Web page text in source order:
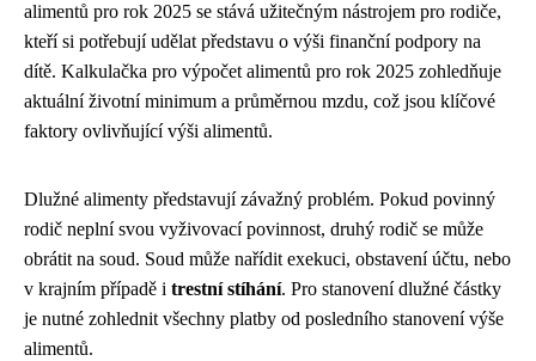
alimentů pro rok 2025 se stává užitečným nástrojem pro rodiče,
kteří si potřebují udělat představu o výši finanční podpory na
dítě. Kalkulačka pro výpočet alimentů pro rok 2025 zohledňuje
aktuální životní minimum a průměrnou mzdu, což jsou klíčové
faktory ovlivňující výši alimentů.
Dlužné alimenty představují závažný problém. Pokud povinný
rodič neplní svou vyživovací povinnost, druhý rodič se může
obrátit na soud. Soud může nařídit exekuci, obstavení účtu, nebo
v krajním případě i trestní stíhání. Pro stanovení dlužné částky
je nutné zohlednit všechny platby od posledního stanovení výše
alimentů.